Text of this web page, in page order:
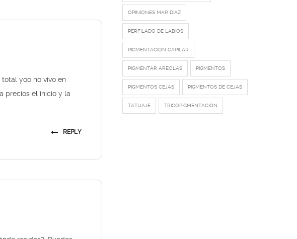
yoo no vivo en
precios el inicio y la
REPLY
OPINIONES MAR DIAZ
PERFILADO DE LABIOS
PIGMENTACION CAPILAR
PIGMENTAR AREOLAS PIGMENTOS
PIGMENTOS CEJAS PIGMENTOS DE CEJAS
TATUAJE TRICOPIGMENTACIÓN